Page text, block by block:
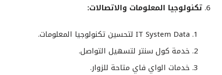
تكنولوجيا المعلومات والاتصالات:
IT System Data لتحسين تكنولوجيا المعلومات.
خدمة كول سنتر لتسهيل التواصل.
خدمات الواي فاي متاحة للزوار.